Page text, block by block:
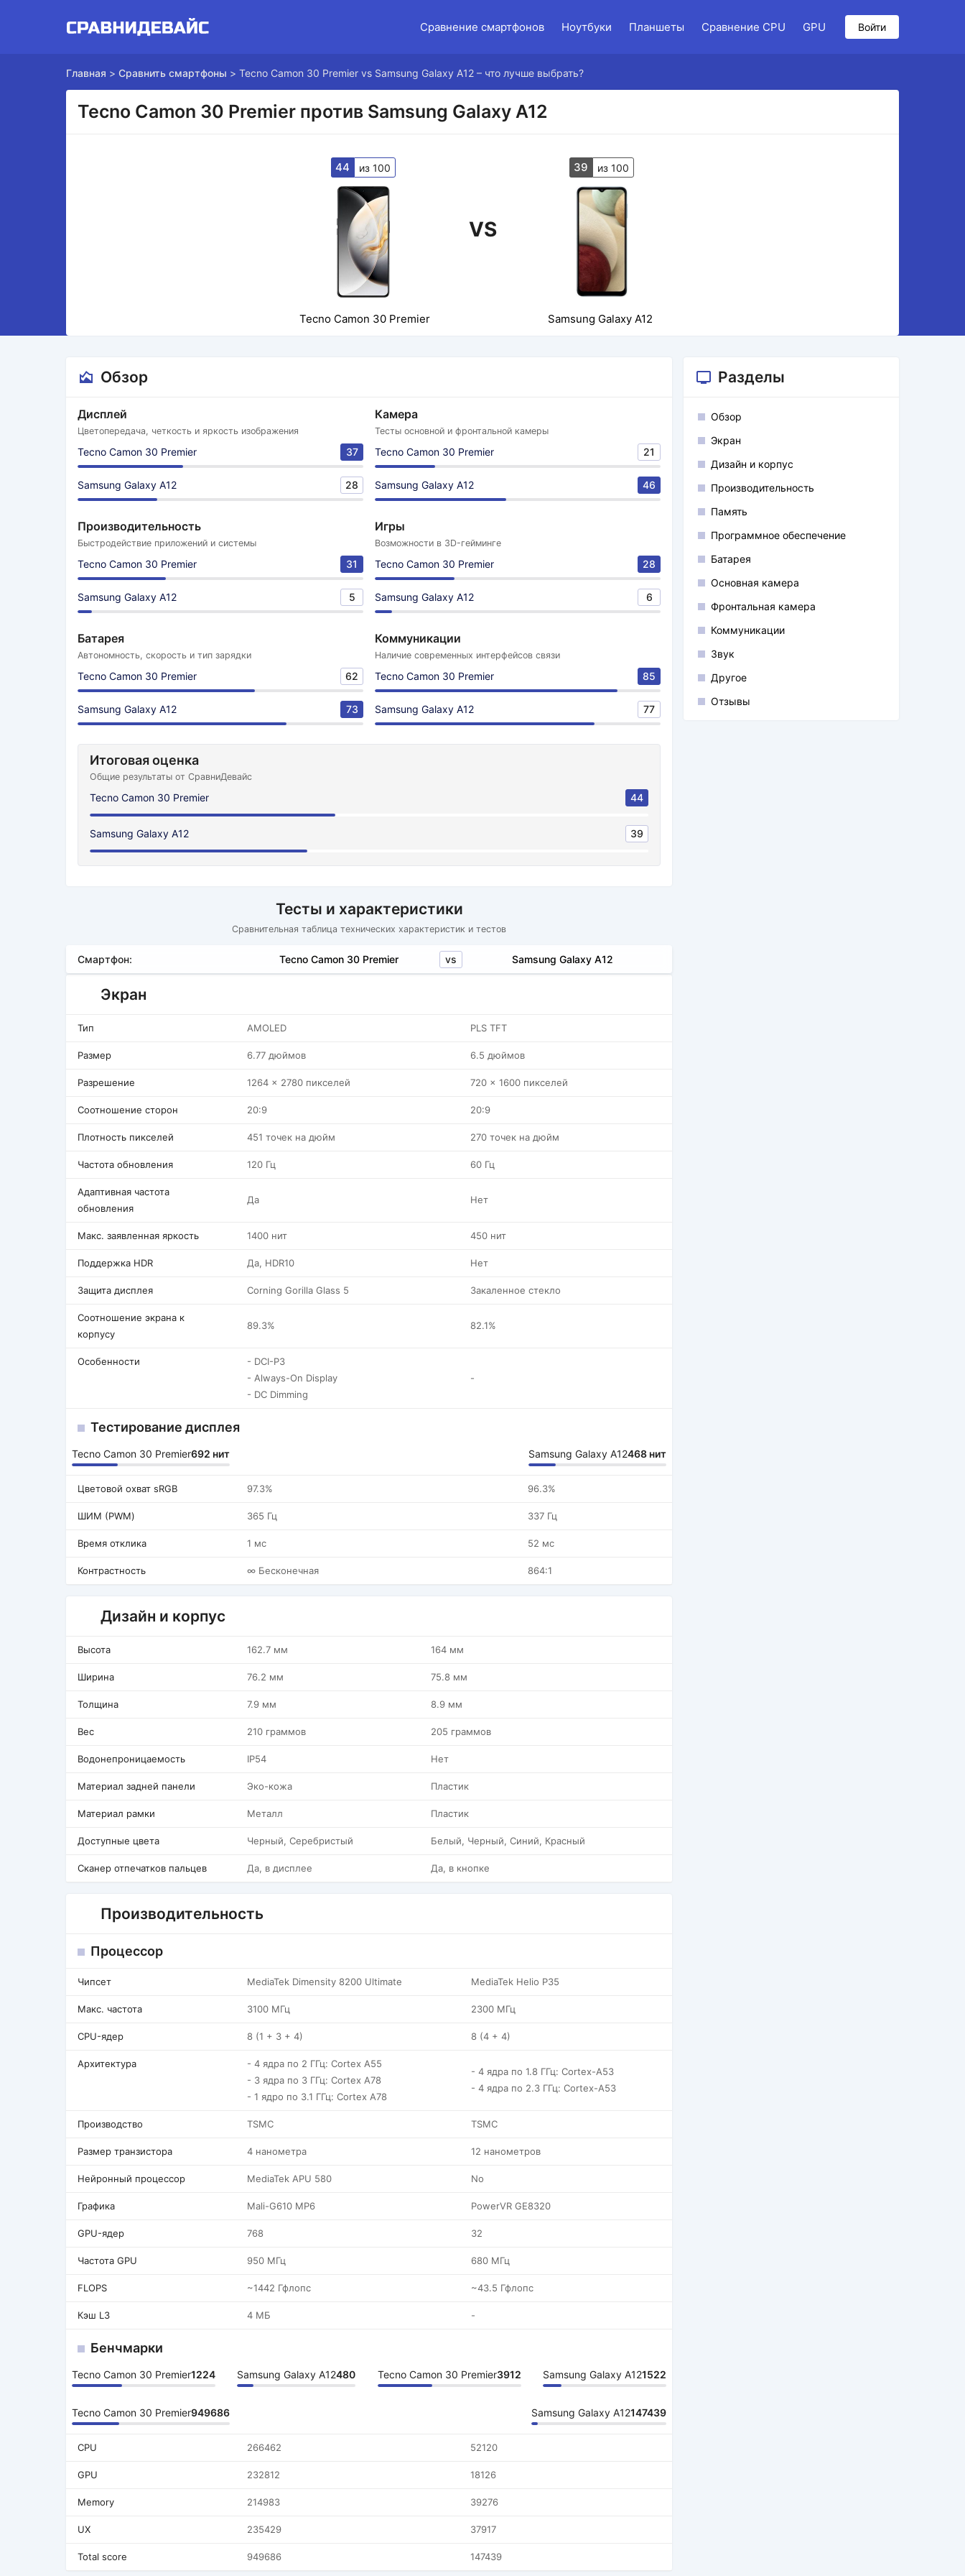
Сравнение смартфонов Ноутбуки Планшеты Сравнение CPU GPU Войти
Главная > Сравнить смартфоны > Tecno Camon 30 Premier vs Samsung Galaxy A12 – что лучше выбрать?
Tecno Camon 30 Premier против Samsung Galaxy A12
44 из 100
VS
39 из 100
Tecno Camon 30 Premier Samsung Galaxy A12
Обзор
Дисплей
Цветопередача, четкость и яркость изображения
Tecno Camon 30 Premier 37
Samsung Galaxy A12 28
Камера
Тесты основной и фронтальной камеры
Tecno Camon 30 Premier 21
Samsung Galaxy A12 46
Производительность
Быстродействие приложений и системы
Tecno Camon 30 Premier 31
Samsung Galaxy A12 5
Игры
Возможности в 3D-гейминге
Tecno Camon 30 Premier 28
Samsung Galaxy A12 6
Батарея
Автономность, скорость и тип зарядки
Tecno Camon 30 Premier 62
Samsung Galaxy A12 73
Коммуникации
Наличие современных интерфейсов связи
Tecno Camon 30 Premier 85
Samsung Galaxy A12 77
Итоговая оценка
Общие результаты от СравниДевайс
Tecno Camon 30 Premier 44
Samsung Galaxy A12 39
Тесты и характеристики
Сравнительная таблица технических характеристик и тестов
Смартфон: Tecno Camon 30 Premier vs Samsung Galaxy A12
Экран
Тип AMOLED PLS TFT
Размер 6.77 дюймов 6.5 дюймов
Разрешение 1264 x 2780 пикселей 720 x 1600 пикселей
Соотношение сторон 20:9 20:9
Плотность пикселей 451 точек на дюйм 270 точек на дюйм
Частота обновления 120 Гц 60 Гц
Адаптивная частота
обновления
Да Нет
Макс. заявленная яркость 1400 нит 450 нит
Поддержка HDR Да, HDR10 Нет
Защита дисплея Corning Gorilla Glass 5 Закаленное стекло
Соотношение экрана к
корпусу
89.3% 82.1%
Особенности
- DCI-P3
- Always-On Display
- DC Dimming
-
Тестирование дисплея
Tecno Camon 30 Premier692 нит Samsung Galaxy A12468 нит
Цветовой охват sRGB 97.3% 96.3%
ШИМ (PWM) 365 Гц 337 Гц
Время отклика 1 мс 52 мс
Контрастность ∞ Бесконечная 864:1
Дизайн и корпус
Высота 162.7 мм 164 мм
Ширина 76.2 мм 75.8 мм
Толщина 7.9 мм 8.9 мм
Вес 210 граммов 205 граммов
Водонепроницаемость IP54 Нет
Материал задней панели Эко-кожа Пластик
Материал рамки Металл Пластик
Доступные цвета Черный, Серебристый Белый, Черный, Синий, Красный
Сканер отпечатков пальцев Да, в дисплее Да, в кнопке
Производительность
Процессор
Чипсет MediaTek Dimensity 8200 Ultimate MediaTek Helio P35
Макс. частота 3100 МГц 2300 МГц
CPU-ядер 8 (1 + 3 + 4) 8 (4 + 4)
Архитектура
- 4 ядра по 2 ГГц: Cortex A55
- 3 ядра по 3 ГГц: Cortex A78
- 1 ядро по 3.1 ГГц: Cortex A78
- 4 ядра по 1.8 ГГц: Cortex-A53
- 4 ядра по 2.3 ГГц: Cortex-A53
Производство TSMC TSMC
Размер транзистора 4 нанометра 12 нанометров
Нейронный процессор MediaTek APU 580 No
Графика Mali-G610 MP6 PowerVR GE8320
GPU-ядер 768 32
Частота GPU 950 МГц 680 МГц
FLOPS ~1442 Гфлопс ~43.5 Гфлопс
Кэш L3 4 МБ -
Бенчмарки
Tecno Camon 30 Premier1224 Samsung Galaxy A12480 Tecno Camon 30 Premier3912 Samsung Galaxy A121522
Tecno Camon 30 Premier949686 Samsung Galaxy A12147439
CPU 266462 52120
GPU 232812 18126
Memory 214983 39276
UX 235429 37917
Total score 949686 147439
Разделы
Обзор
Экран
Дизайн и корпус
Производительность
Память
Программное обеспечение
Батарея
Основная камера
Фронтальная камера
Коммуникации
Звук
Другое
Отзывы